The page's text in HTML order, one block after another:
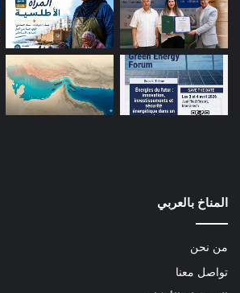
المناخ بالعربي
من نحن
تواصل معنا